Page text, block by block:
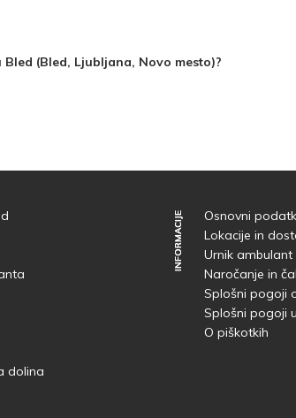
(Bled, Ljubljana, Novo mesto)?
dolina
INFORMACIJE
INFORMACIJE
Osnovni
Lokacije in
Urnik ambulant
Naročanje in
Splošni pogoji
Splošni pogoji
O piškotkih